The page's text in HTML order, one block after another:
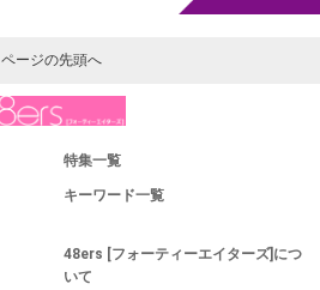
ページの先頭へ
特集一覧
キーワード一覧
48ers [フォーティーエイターズ]につ
いて